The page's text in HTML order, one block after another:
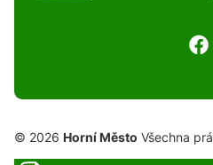
© 2026 Horní Město Všechna